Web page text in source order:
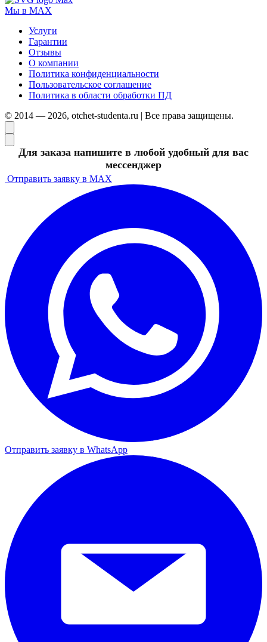
Мы в MAX
Услуги
Гарантии
Отзывы
О компании
Политика конфиденциальности
Пользовательское соглашение
Политика в области обработки ПД
© 2014 — 2026, otchet-studenta.ru | Все права защищены.
Для заказа напишите в любой удобный для вас
мессенджер
Отправить заявку в MAX
Отправить заявку в WhatsApp